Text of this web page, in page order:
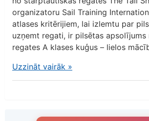
organizatoru Sail Training
atlases kritērijiem, lai izlemtu par
uzņemt regati, ir pilsētas apsolījums
regates A klases kuģus – lielos
Uzzināt vairāk »